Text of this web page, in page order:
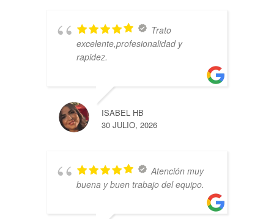
Trato
excelente,profesionalidad y
rapidez.
ISABEL HB
30 JULIO, 2026
Atención muy
buena y buen trabajo del equipo.